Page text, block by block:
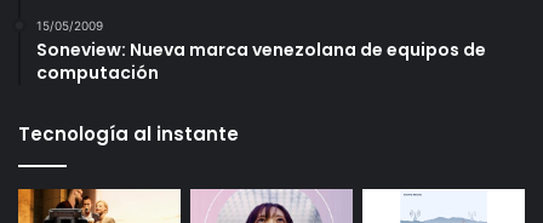
15/05/2009
Soneview: Nueva marca venezolana de equipos de
computación
Tecnología al instante